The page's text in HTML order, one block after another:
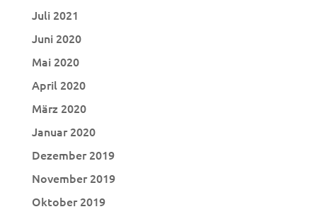
Juli 2021
Juni 2020
Mai 2020
April 2020
März 2020
Januar 2020
Dezember 2019
November 2019
Oktober 2019